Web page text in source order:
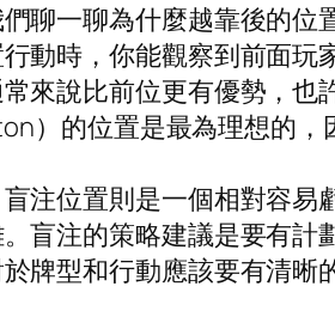
聊一聊為什麼越靠後的
動時，你能觀察到前面
來說比前位更有優勢，
）的位置是最為理想的，
注位置則是一個相對容易
盲注的策略建議是要有
牌型和行動應該要有清晰